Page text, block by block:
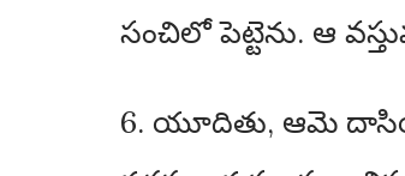
సంచిలో పెట్టెను. ఆ
6. యూదితు, ఆమె